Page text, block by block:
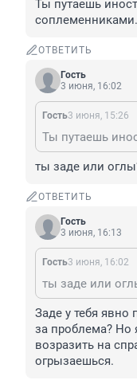
Ты путаешь
соплеменниками.
ОТВЕТИТЬ
Гость
3 июня, 16:02
Гость3 июня, 15:26
ты заде или
ОТВЕТИТЬ
Гость
3 июня, 16:13
Гость3 июня, 16:02
ты заде или
Заде у тебя явно
за проблема? Но
возразить на
огрызаешься.